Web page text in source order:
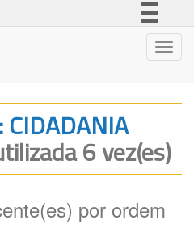
Legislação
Canais
6 vez(es)
por ordem